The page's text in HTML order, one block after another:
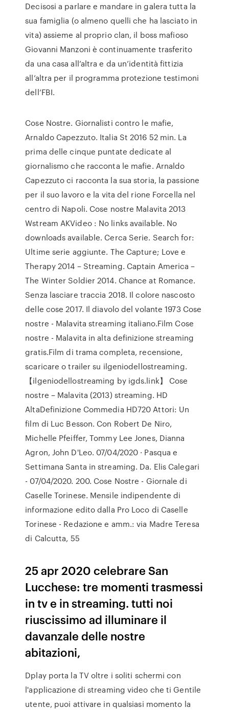
Decisosi a parlare e mandare in galera tutta la
sua famiglia (o almeno quelli che ha lasciato in
vita) assieme al proprio clan, il boss mafioso
Giovanni Manzoni è continuamente trasferito
da una casa all’altra e da un’identità fittizia
all’altra per il programma protezione testimoni
dell’FBI.
Cose Nostre. Giornalisti contro le mafie,
Arnaldo Capezzuto. Italia St 2016 52 min. La
prima delle cinque puntate dedicate al
giornalismo che racconta le mafie. Arnaldo
Capezzuto ci racconta la sua storia, la passione
per il suo lavoro e la vita del rione Forcella nel
centro di Napoli. Cose nostre Malavita 2013
Wstream AKVideo : No links available. No
downloads available. Cerca Serie. Search for:
Ultime serie aggiunte. The Capture; Love e
Therapy 2014 – Streaming. Captain America –
The Winter Soldier 2014. Chance at Romance.
Senza lasciare traccia 2018. Il colore nascosto
delle cose 2017. Il diavolo del volante 1973 Cose
nostre - Malavita streaming italiano.Film Cose
nostre - Malavita in alta definizione streaming
gratis.Film di trama completa, recensione,
scaricare o trailer su ilgeniodellostreaming.
【ilgeniodellostreaming by igds.link】 Cose
nostre – Malavita (2013) streaming. HD
AltaDefinizione Commedia HD720 Attori: Un
film di Luc Besson. Con Robert De Niro,
Michelle Pfeiffer, Tommy Lee Jones, Dianna
Agron, John D'Leo. 07/04/2020 · Pasqua e
Settimana Santa in streaming. Da. Elis Calegari
- 07/04/2020. 200. Cose Nostre - Giornale di
Caselle Torinese. Mensile indipendente di
informazione edito dalla Pro Loco di Caselle
Torinese - Redazione e amm.: via Madre Teresa
di Calcutta, 55
25 apr 2020 celebrare San
Lucchese: tre momenti trasmessi
in tv e in streaming. tutti noi
riuscissimo ad illuminare il
davanzale delle nostre
abitazioni,
Dplay porta la TV oltre i soliti schermi con
l'applicazione di streaming video che ti Gentile
utente, puoi attivare in qualsiasi momento la